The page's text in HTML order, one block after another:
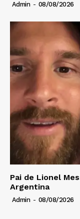
Admin - 08/08/2026
Pai de Lionel
Argentina
Admin - 08/08/2026